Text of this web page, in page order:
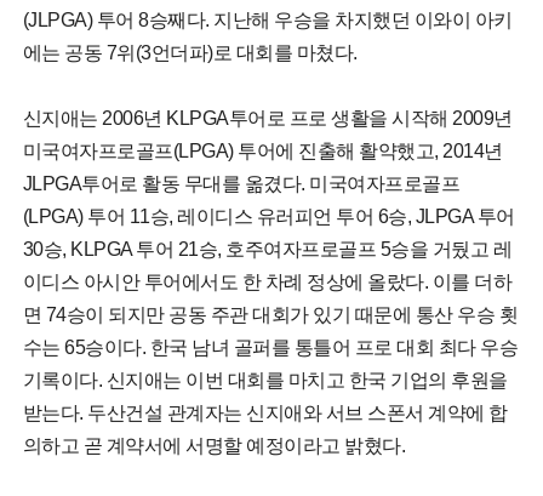
(JLPGA) 투어 8승째다. 지난해 우승을 차지했던 이와이 아키
에는 공동 7위(3언더파)로 대회를 마쳤다.
신지애는 2006년 KLPGA투어로 프로 생활을 시작해 2009년
미국여자프로골프(LPGA) 투어에 진출해 활약했고, 2014년
JLPGA투어로 활동 무대를 옮겼다. 미국여자프로골프
(LPGA) 투어 11승, 레이디스 유러피언 투어 6승, JLPGA 투어
30승, KLPGA 투어 21승, 호주여자프로골프 5승을 거뒀고 레
이디스 아시안 투어에서도 한 차례 정상에 올랐다. 이를 더하
면 74승이 되지만 공동 주관 대회가 있기 때문에 통산 우승 횟
수는 65승이다. 한국 남녀 골퍼를 통틀어 프로 대회 최다 우승
기록이다. 신지애는 이번 대회를 마치고 한국 기업의 후원을
받는다. 두산건설 관계자는 신지애와 서브 스폰서 계약에 합
의하고 곧 계약서에 서명할 예정이라고 밝혔다.